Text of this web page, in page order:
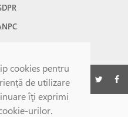
cookies pentru
de utilizare
îţi exprimi
urilor.